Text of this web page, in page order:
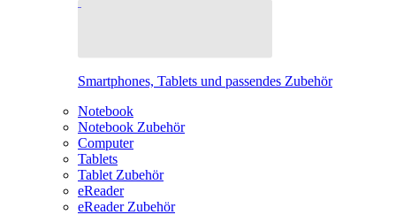
Smartphones, Tablets und passendes Zubehör
Notebook
Notebook Zubehör
Computer
Tablets
Tablet Zubehör
eReader
eReader Zubehör